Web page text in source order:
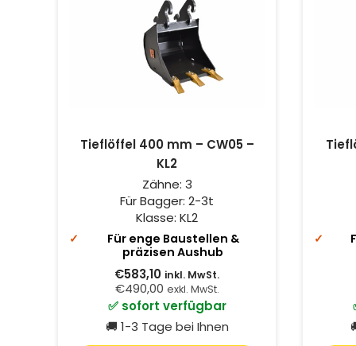
Tieflöffel 400 mm – CW05 –
KL2
Zähne: 3
Für Bagger: 2-3t
Klasse: KL2
Für enge Baustellen &
präzisen Aushub
€583,10 inkl. MwSt.
€490,00 exkl. MwSt.
✅ sofort verfügbar
🚚 1-3 Tage bei Ihnen